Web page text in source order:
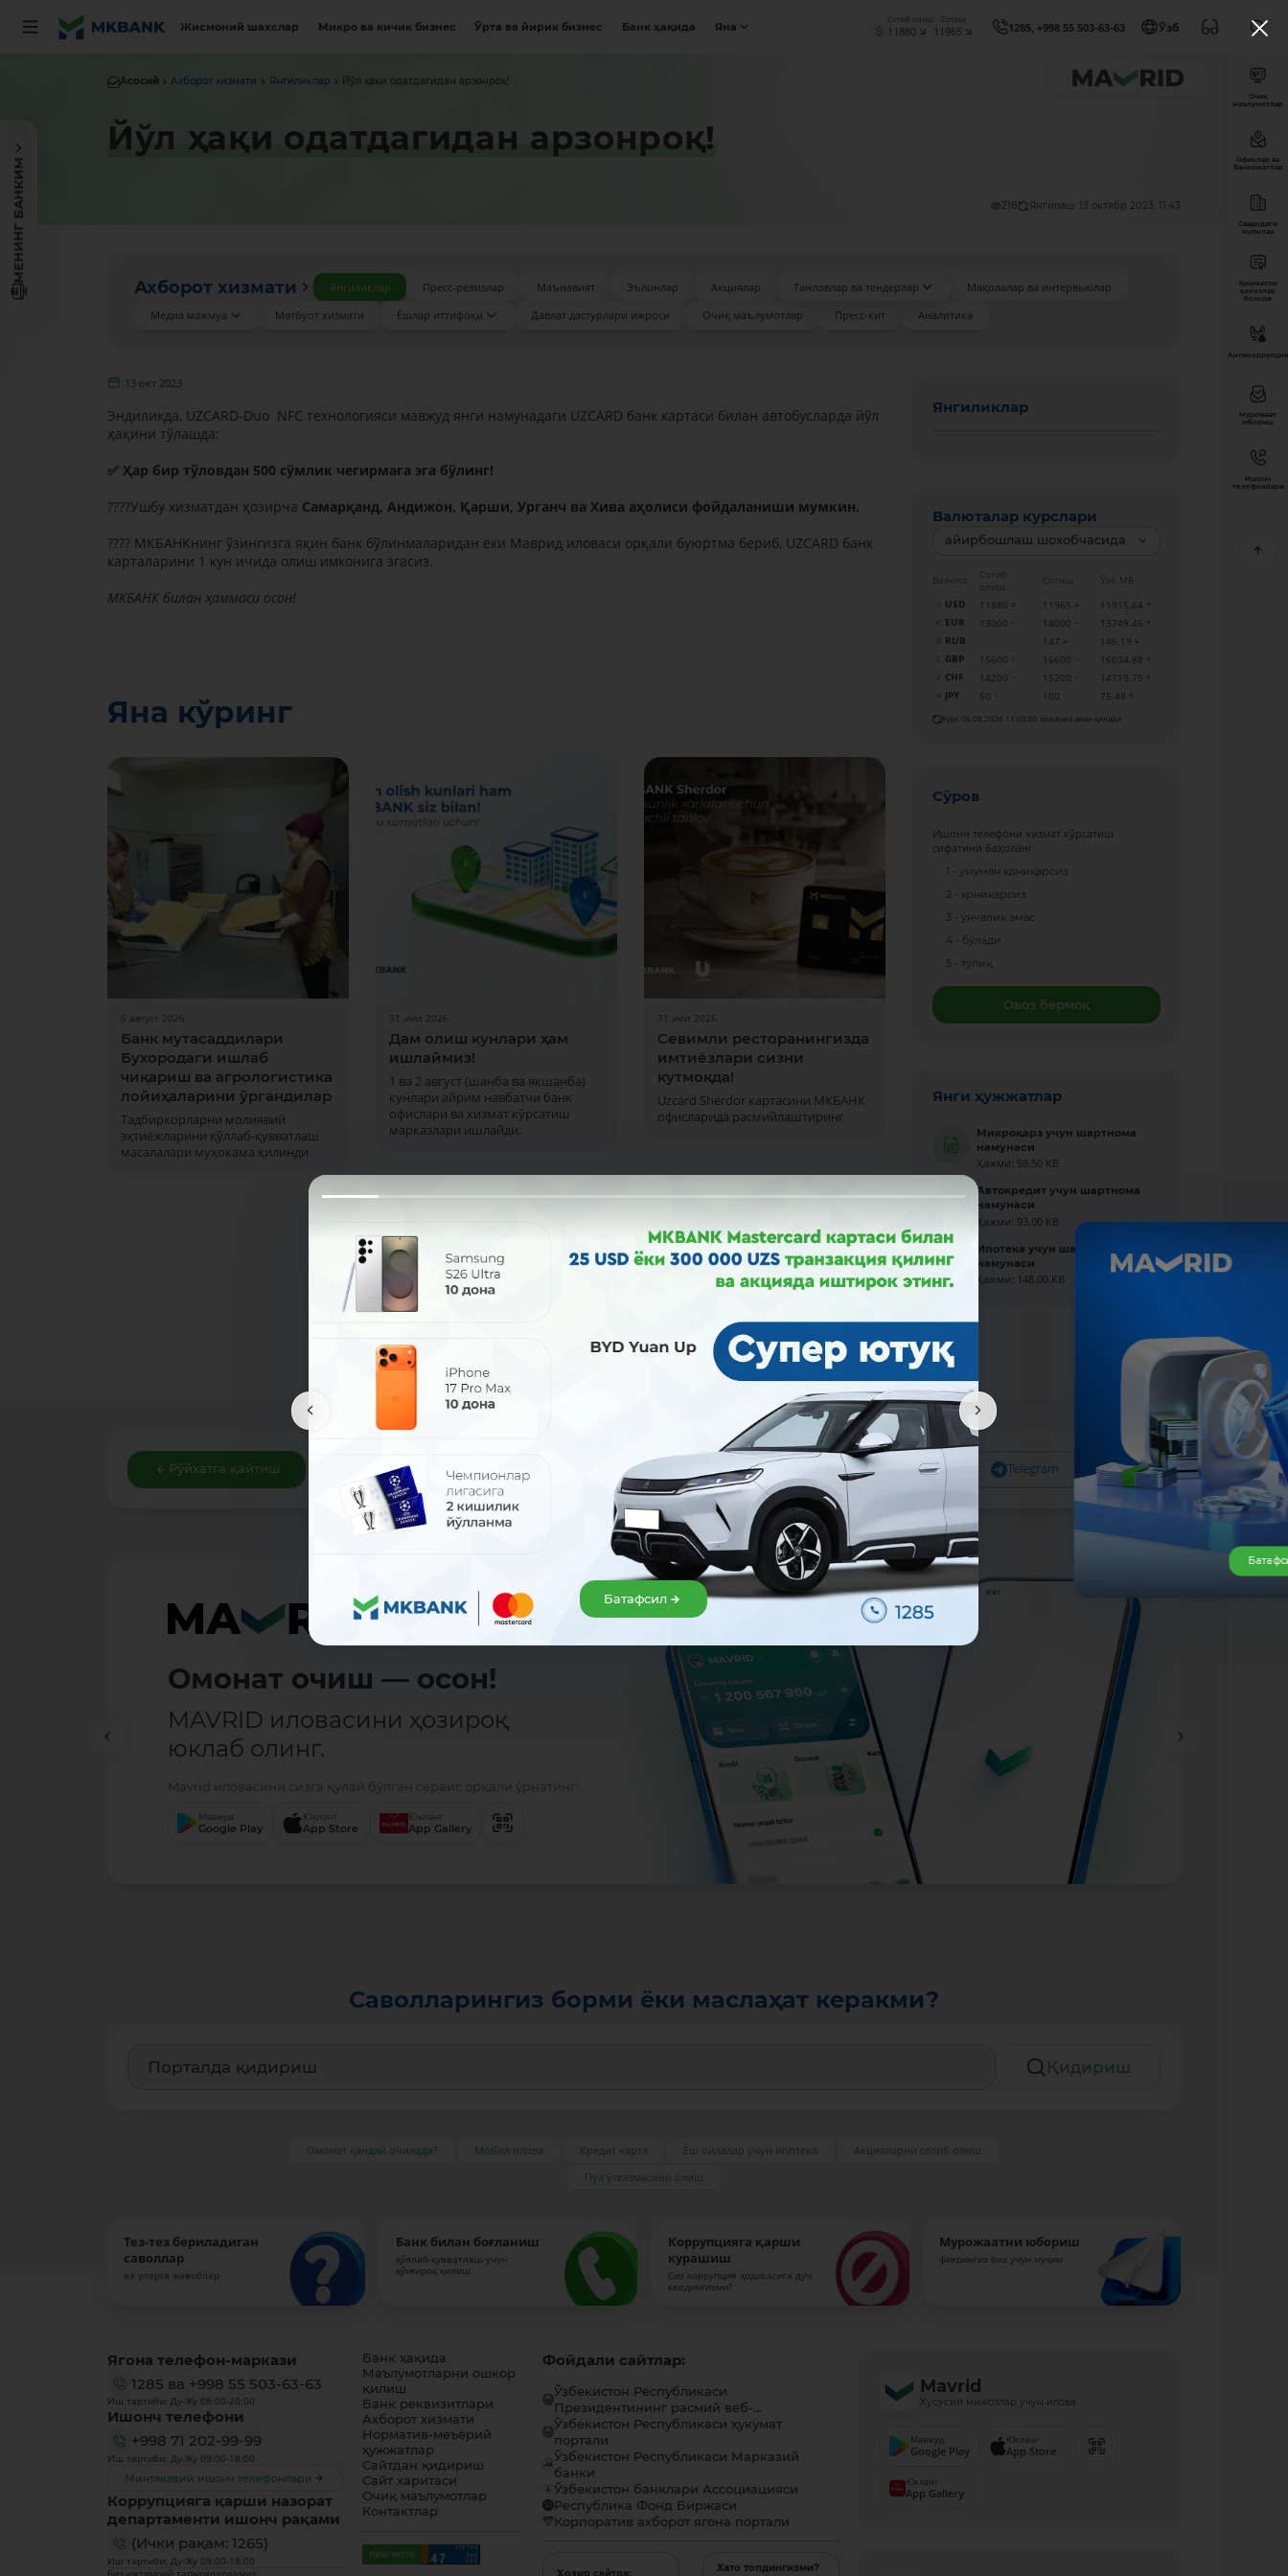
Жисмоний шахслар Микро ва кичик бизнес Ўрта ва йирик бизнес Банк ҳақида Яна
Сотиб олиш
11880
Сотиш
11965 1285, +998 55 503-63-63 Ўзб
МЕНИНГ БАНКИМ
Асосий Ахборот хизмати Янгиликлар Йўл ҳақи одатдагидан арзонроқ!
Йўл ҳақи одатдагидан арзонроқ!
218 Янгилаш: 13 октябр 2023, 11:43
Ахборот хизмати Янгиликлар Пресс-релизлар Маънавият Эълонлар Акциялар Танловлар ва тендерлар
Мақолалар ва интервьюлар
Медиа мажмуа
Матбуот хизмати Ёшлар иттифоқи Давлат дастурлари ижроси Очиқ маълумотлар Пресс-кит Аналитика
13 окт 2023
Эндиликда, UZCARD-Duo NFC технологияси мавжуд янги намунадаги UZCARD банк картаси билан автобусларда йўл
ҳақини тўлашда:
✅ Ҳар бир тўловдан 500 сўмлик чегирмага эга бўлинг!
????Ушбу хизматдан ҳозирча Самарқанд, Aндижон, Қарши, Урганч ва Хива аҳолиси фойдаланиши мумкин.
???? МКБAНКнинг ўзингизга яқин банк бўлинмаларидан ёки Маврид иловаси орқали буюртма бериб, UZCARD банк
карталарини 1 кун ичида олиш имконига эгасиз.
МКБAНК билан ҳаммаси осон!
Яна кўринг
5 август 2026
Банк мутасаддилари
Бухородаги ишлаб
чиқариш ва агрологистика
лойиҳаларини ўргандилар
Тадбиркорларни молиявий
эҳтиёжларини қўллаб-қувватлаш
масалалари муҳокама қилинди
31 июл 2026
Дам олиш кунлари ҳам
ишлаймиз!
1 ва 2 август (шанба ва якшанба)
кунлари айрим навбатчи банк
офислари ва хизмат кўрсатиш
марказлари ишлайди.
31 июл 2026
Севимли ресторанингизда
имтиёзлари сизни
кутмоқда!
Uzcard Sherdor картасини МКБАНК
офисларида расмийлаштиринг
Янгиликлар
Валюталар курслари
айирбошлаш шохобчасида
Валюта
Сотиб
олиш
Сотиш
Ўзб МБ
USD
11880 11965
11915.64
EUR
13000 14000
13749.46
RUB
147
146.19
GBP
15600 16600
16034.88
CHF
14200 15200
14719.75
JPY
50 100 75.48
Курс 06.08.2026 11:00:00 ҳолатига амал қилади
Сўров
Ишонч телефони хизмат кўрсатиш
сифатини баҳоланг
1 - умуман қониқарсиз
2 - қониқарсиз
3 - унчалик эмас
4 - бўлади
5 - тўлиқ
Овоз бермоқ
Янги ҳужжатлар
Микроқарз учун шартнома
намунаси
Ҳажми: 98.50 KB
Автокредит учун шартнома
намунаси
Ҳажми: 93.00 KB
Ипотека учун шартнома
намунаси
Ҳажми: 148.00 KB
Рўйхатга қайтиш Улашиш: Facebook Telegram X
Омонат очиш — осон!
MAVRID иловасини ҳозироқ
юклаб олинг.
Mavrid иловасини сизга қулай бўлган сервис орқали ўрнатинг:
Мавжуд
Google Play
Юкланг
App Store
Юкланг
App Gallery
Саволларингиз борми ёки маслаҳат керакми?
Қидириш
Омонат қандай очилади? Мобил илова Кредит карта Ёш оилалар учун ипотека
Акцияларни сотиб олиш
Пул ўтказмасини олиш
Тез-тез бериладиган
саволлар
ва уларга жавоблар
Банк билан боғланиш
қўллаб-қувватлаш учун
қўнғироқ қилиш
Коррупцияга қарши
курашиш
Сиз коррупция ҳодисасига дуч
келдингизми?
Мурожаатни юбориш
фикрингиз биз учун муҳим
Очиқ
маълумотлар
Офислар ва
банкоматлар
Савдодаги
мулклар
Қимматли
қоғозлар
бозори
Антикоррупция
Мурожаат
юбориш
Ишонч
телефонлари
Ягона телефон-маркази
1285 ва +998 55 503-63-63
Иш тартиби: Ду-Жу 08:00-20:00
Ишонч телефони
+998 71 202-99-99
Иш тартиби: Ду-Жу 09:00-18:00
Минтақавий ишонч телефонлари
Коррупцияга қарши назорат
департаменти ишонч рақами
(Ички рақам: 1265)
Иш тартиби: Ду-Жу 09:00-18:00
Биз ижтимоий тармоқлардамиз:
Банк ҳақида
Маълумотларни ошкор
қилиш
Банк реквизитлари
Ахборот хизмати
Норматив-меъёрий
ҳужжатлар
Сайтдан қидириш
Сайт харитаси
Очиқ маълумотлар
Контактлар
Фойдали сайтлар:
Ўзбекистон Республикаси
Президентининг расмий веб-...
Ўзбекистон Республикаси ҳукумат
портали
Ўзбекистон Республикаси Марказий
банки
Ўзбекистон банклари Ассоциацияси
Республика Фонд Биржаси
Корпоратив ахборот ягона портали
Хато топдингизми?
Mavrid
Хусусий мижозлар учун илова
Мавжуд
Google Play
Юкланг
App Store
Юкланг
App Gallery
Батафсил